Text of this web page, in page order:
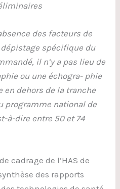
des facteurs de
spécifique du
il n’y a pas lieu de
ou une échogra- phie
dehors de la tranche
programme national de
à-dire entre 50 et 74
cadrage de l’HAS de
des rapports